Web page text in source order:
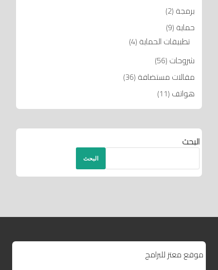
برمجة (2)
حماية (9)
تطبيقات الحماية (4)
شروحات (56)
مقالات مستضافة (36)
هواتف (11)
البحث
البحث
موقع معتز للبرامج